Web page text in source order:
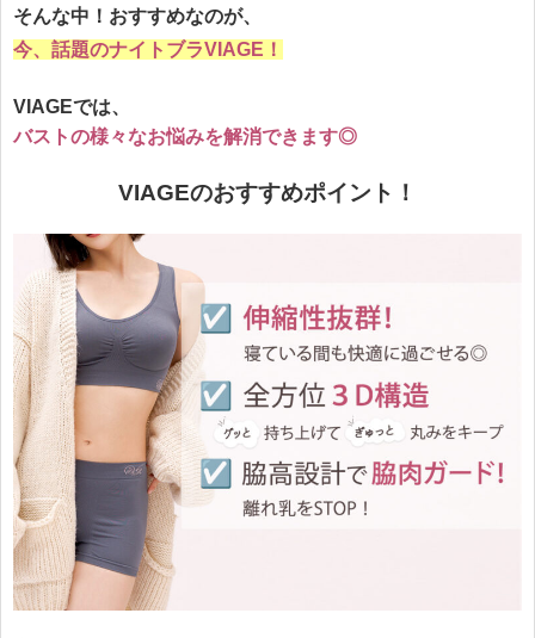
そんな中！おすすめなのが、
今、話題のナイトブラVIAGE！
VIAGEでは、
バストの様々なお悩みを解消できます◎
VIAGEのおすすめポイント！